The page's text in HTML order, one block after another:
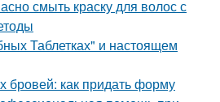
смыть краску для волос с
Таблетках" и настоящем
бровей: как придать форму